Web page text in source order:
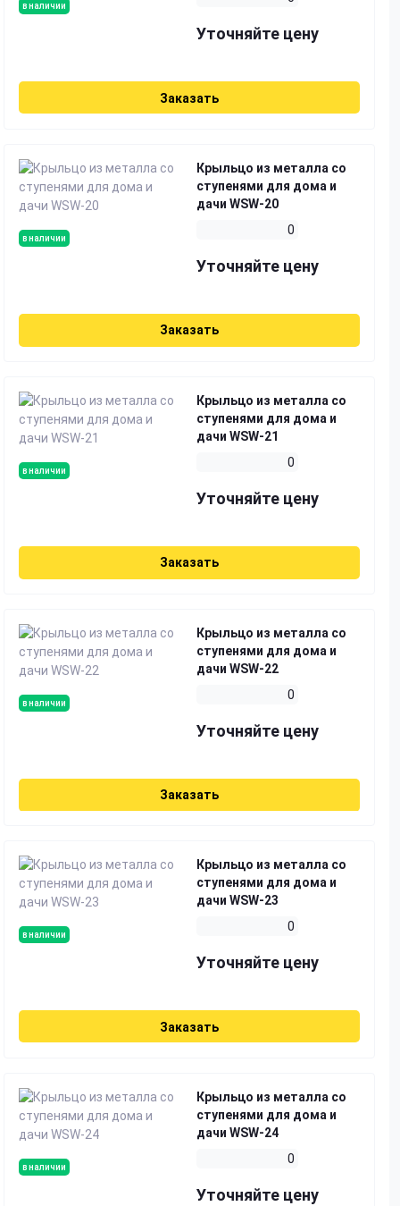
в наличии
Уточняйте цену
Заказать
в наличии
Крыльцо из металла со
ступенями для дома и
дачи WSW-20
0
Уточняйте цену
Заказать
в наличии
Крыльцо из металла со
ступенями для дома и
дачи WSW-21
0
Уточняйте цену
Заказать
в наличии
Крыльцо из металла со
ступенями для дома и
дачи WSW-22
0
Уточняйте цену
Заказать
в наличии
Крыльцо из металла со
ступенями для дома и
дачи WSW-23
0
Уточняйте цену
Заказать
в наличии
Крыльцо из металла со
ступенями для дома и
дачи WSW-24
0
Уточняйте цену